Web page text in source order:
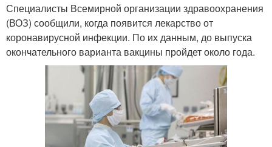
Специалисты Всемирной организации здравоохранения
(ВОЗ) сообщили, когда появится лекарство от
коронавирусной инфекции. По их данным, до выпуска
окончательного варианта вакцины пройдет около года.